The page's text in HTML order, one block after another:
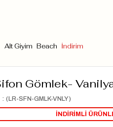
Alt Giyim Beach İndirim
Gömlek-
(LR-SFN-GMLK-VNLY)
İNDİRİMLİ